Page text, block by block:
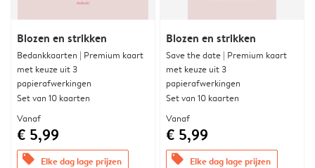
Blozen en strikken
Bedankkaarten | Premium kaart
met keuze uit 3
papierafwerkingen
Set van 10 kaarten
Vanaf
€ 5,99
offers Elke dag lage prijzen
Blozen en strikken
Save the date | Premium kaart
met keuze uit 3
papierafwerkingen
Set van 10 kaarten
Vanaf
€ 5,99
offers Elke dag lage prijzen